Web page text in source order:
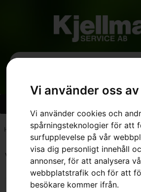
Vi använder oss
Vi använder cookies och
spårningsteknologier för att
surfupplevelse på vår
visa dig personligt innehåll
annonser, för att analysera
webbplatstrafik och för att
besökare kommer ifrån.
Hem 0.65 l
Visar alla 3 resultat
KAMPANJ